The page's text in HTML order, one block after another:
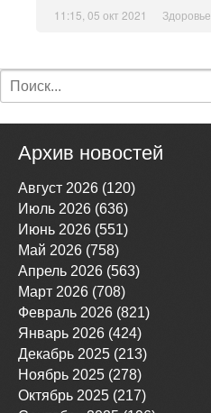
11:15, 05 окт 2021 Здоровье
Архив новостей
Август 2026 (120)
Июль 2026 (636)
Июнь 2026 (551)
Май 2026 (758)
Апрель 2026 (563)
Март 2026 (708)
Февраль 2026 (821)
Январь 2026 (424)
Декабрь 2025 (213)
Ноябрь 2025 (278)
Октябрь 2025 (217)